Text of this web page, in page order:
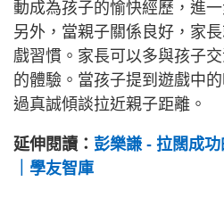
動成為孩子的愉快經歷，進
另外，當親子關係良好，家
戲習慣。家長可以多與孩子
的體驗。當孩子提到遊戲中
過真誠傾談拉近親子距離。
延伸閱讀： 彭樂謙 - 拉闊成
｜學友智庫